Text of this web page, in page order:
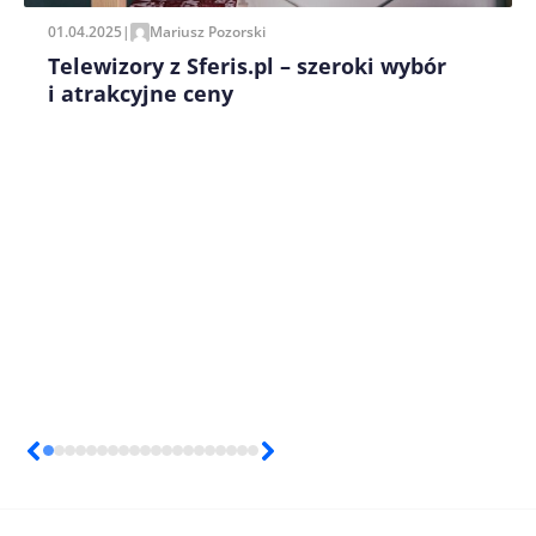
01.04.2025| Mariusz Pozorski
Telewizory z Sferis.pl – szeroki wybór
i atrakcyjne ceny